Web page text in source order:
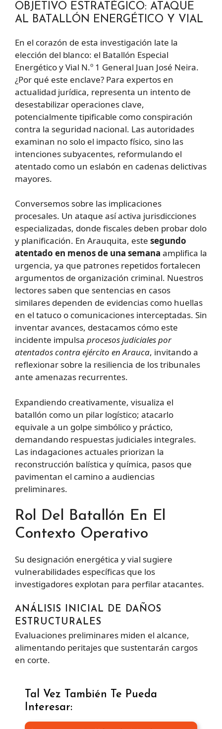
OBJETIVO ESTRATÉGICO: ATAQUE
AL BATALLÓN ENERGÉTICO Y VIAL
En el corazón de esta investigación late la
elección del blanco: el Batallón Especial
Energético y Vial N.º 1 General Juan José Neira.
¿Por qué este enclave? Para expertos en
actualidad jurídica, representa un intento de
desestabilizar operaciones clave,
potencialmente tipificable como conspiración
contra la seguridad nacional. Las autoridades
examinan no solo el impacto físico, sino las
intenciones subyacentes, reformulando el
atentado como un eslabón en cadenas delictivas
mayores.
Conversemos sobre las implicaciones
procesales. Un ataque así activa jurisdicciones
especializadas, donde fiscales deben probar dolo
y planificación. En Arauquita, este segundo
atentado en menos de una semana amplifica la
urgencia, ya que patrones repetidos fortalecen
argumentos de organización criminal. Nuestros
lectores saben que sentencias en casos
similares dependen de evidencias como huellas
en el tatuco o comunicaciones interceptadas. Sin
inventar avances, destacamos cómo este
incidente impulsa procesos judiciales por
atentados contra ejército en Arauca, invitando a
reflexionar sobre la resiliencia de los tribunales
ante amenazas recurrentes.
Expandiendo creativamente, visualiza el
batallón como un pilar logístico; atacarlo
equivale a un golpe simbólico y práctico,
demandando respuestas judiciales integrales.
Las indagaciones actuales priorizan la
reconstrucción balística y química, pasos que
pavimentan el camino a audiencias
preliminares.
Rol Del Batallón En El
Contexto Operativo
Su designación energética y vial sugiere
vulnerabilidades específicas que los
investigadores explotan para perfilar atacantes.
ANÁLISIS INICIAL DE DAÑOS
ESTRUCTURALES
Evaluaciones preliminares miden el alcance,
alimentando peritajes que sustentarán cargos
en corte.
Tal Vez También Te Pueda
Interesar: